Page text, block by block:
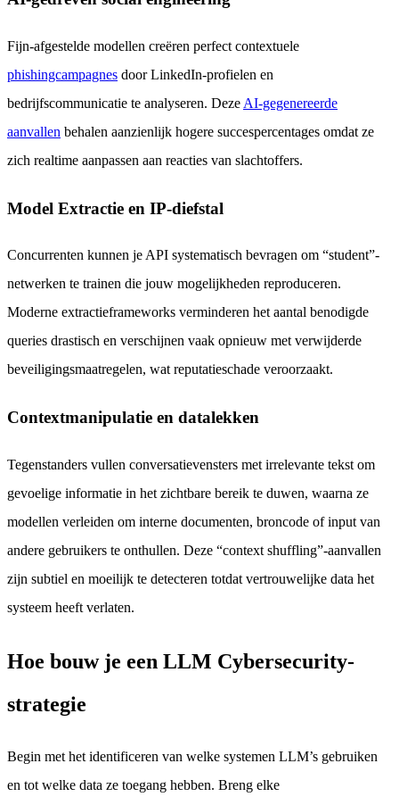
Fijn-afgestelde modellen creëren perfect contextuele
phishingcampagnes door LinkedIn-profielen en
bedrijfscommunicatie te analyseren. Deze AI-gegenereerde
aanvallen behalen aanzienlijk hogere succespercentages omdat ze
zich realtime aanpassen aan reacties van slachtoffers.
Model Extractie en IP-diefstal
Concurrenten kunnen je API systematisch bevragen om “student”-
netwerken te trainen die jouw mogelijkheden reproduceren.
Moderne extractieframeworks verminderen het aantal benodigde
queries drastisch en verschijnen vaak opnieuw met verwijderde
beveiligingsmaatregelen, wat reputatieschade veroorzaakt.
Contextmanipulatie en datalekken
Tegenstanders vullen conversatievensters met irrelevante tekst om
gevoelige informatie in het zichtbare bereik te duwen, waarna ze
modellen verleiden om interne documenten, broncode of input van
andere gebruikers te onthullen. Deze “context shuffling”-aanvallen
zijn subtiel en moeilijk te detecteren totdat vertrouwelijke data het
systeem heeft verlaten.
Hoe bouw je een LLM Cybersecurity-
strategie
Begin met het identificeren van welke systemen LLM’s gebruiken
en tot welke data ze toegang hebben. Breng elke